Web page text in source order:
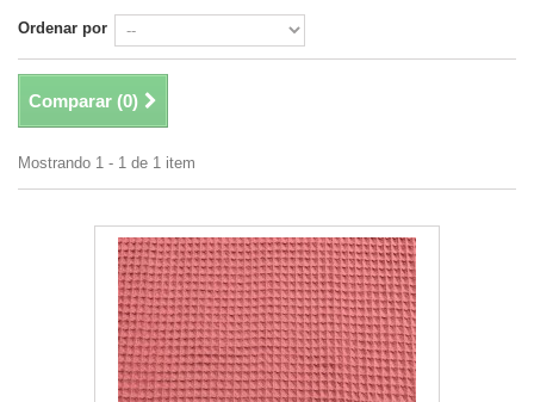
Ordenar por
Comparar (0)
Mostrando 1 - 1 de 1 item